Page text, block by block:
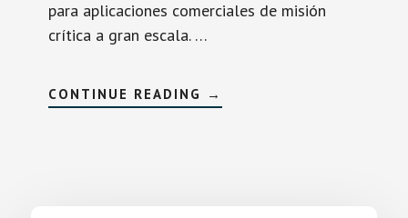
para aplicaciones comerciales de misión
crítica a gran escala. …
CONTINUE READING SOBREGRIDGAIN
→